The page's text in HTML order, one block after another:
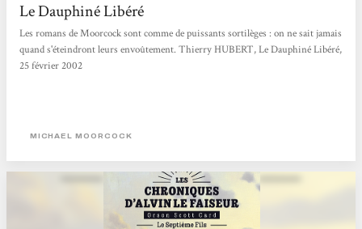
Le Dauphiné Libéré
Les romans de Moorcock sont comme de puissants sortilèges : on ne sait jamais
quand s'éteindront leurs envoûtement. Thierry HUBERT, Le Dauphiné Libéré,
25 février 2002
MICHAEL MOORCOCK